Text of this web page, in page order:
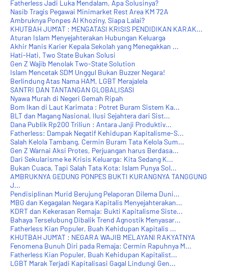
Fatherless Jadi Luka Mendalam, Apa Solusinya?
Nasib Tragis Pegawai Minimarket Rest Area KM 72A
Ambruknya Ponpes Al Khoziny, Siapa Lalai?
KHUTBAH JUM'AT : MENGATASI KRISIS PENDIDIKAN KARAK...
Aturan Islam Menyejahterakan Hubungan Keluarga
Akhir Manis Karier Kepala Sekolah yang Menegakkan ...
Hati-Hati, Two State Bukan Solusi
Gen Z Wajib Menolak Two-State Solution
Islam Mencetak SDM Unggul Bukan Buzzer Negara!
Berlindung Atas Nama HAM, LGBT Merajalela
SANTRI DAN TANTANGAN GLOBALISASI
Nyawa Murah di Negeri Gemah Ripah
Bom Ikan di Laut Karimata : Potret Buram Sistem Ka...
BLT dan Magang Nasional, Ilusi Sejahtera dari Sist...
Dana Publik Rp200 Triliun : Antara Janji Produktiv...
Fatherless: Dampak Negatif Kehidupan Kapitalisme-S...
Salah Kelola Tambang, Cermin Buram Tata Kelola Sum...
Gen Z Warnai Aksi Protes, Perjuangan harus Berdasa...
Dari Sekularisme ke Krisis Keluarga: Kita Sedang K...
Bukan Cuaca, Tapi Salah Tata Kota: Islam Punya Sol...
AMBRUKNYA GEDUNG PONPES BUKTI KURANGNYA TANGGUNG
J...
Pendisiplinan Murid Berujung Pelaporan Dilema Duni...
MBG dan Kegagalan Negara Kapitalis Menyejahterakan...
KDRT dan Kekerasan Remaja: Bukti Kapitalisme Siste...
Bahaya Terselubung Dibalik Trend Agnostik Menyasar...
Fatherless Kian Populer, Buah Kehidupan Kapitalis ...
KHUTBAH JUM'AT : NEGARA WAJIB MELAYANI RAKYATNYA
Fenomena Bunuh Diri pada Remaja: Cermin Rapuhnya M...
Fatherless Kian Populer, Buah Kehidupan Kapitalist...
LGBT Marak Terjadi Kapitalisasi Gagal Lindungi Gen...